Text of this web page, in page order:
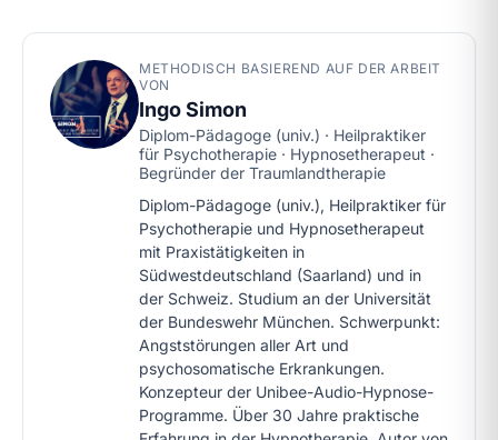
METHODISCH BASIEREND AUF DER ARBEIT
VON
Ingo Simon
Diplom-Pädagoge (univ.) · Heilpraktiker
für Psychotherapie · Hypnosetherapeut ·
Begründer der Traumlandtherapie
Diplom-Pädagoge (univ.), Heilpraktiker für
Psychotherapie und Hypnosetherapeut
mit Praxistätigkeiten in
Südwestdeutschland (Saarland) und in
der Schweiz. Studium an der Universität
der Bundeswehr München. Schwerpunkt:
Angststörungen aller Art und
psychosomatische Erkrankungen.
Konzepteur der Unibee-Audio-Hypnose-
Programme. Über 30 Jahre praktische